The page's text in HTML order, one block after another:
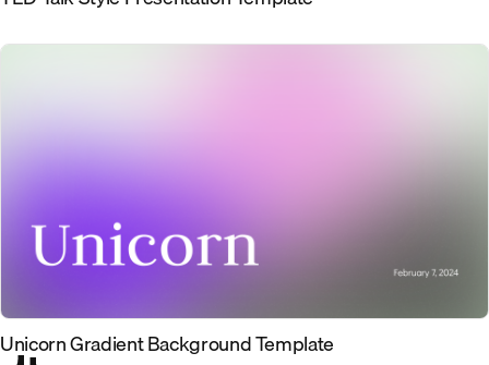
Unicorn Gradient Background Template